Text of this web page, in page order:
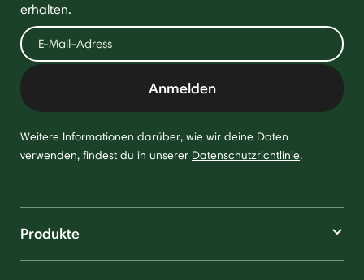
erhalten.
Anmelden
Weitere Informationen darüber, wie wir deine Daten
verwenden, findest du in unserer Datenschutzrichtlinie.
Produkte